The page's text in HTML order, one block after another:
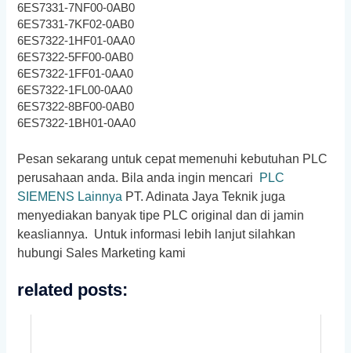
6ES7331-7NF00-0AB0
6ES7331-7KF02-0AB0
6ES7322-1HF01-0AA0
6ES7322-5FF00-0AB0
6ES7322-1FF01-0AA0
6ES7322-1FL00-0AA0
6ES7322-8BF00-0AB0
6ES7322-1BH01-0AA0
Pesan sekarang untuk cepat memenuhi kebutuhan PLC
perusahaan anda. Bila anda ingin mencari PLC
SIEMENS Lainnya PT. Adinata Jaya Teknik juga
menyediakan banyak tipe PLC original dan di jamin
keasliannya. Untuk informasi lebih lanjut silahkan
hubungi Sales Marketing kami
related posts: